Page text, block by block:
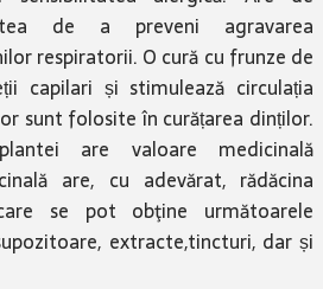
de a preveni agravarea
respiratorii. O cură cu frunze de
capilari și stimulează circulația
sunt folosite în curățarea dinților.
are valoare medicinală
are, cu adevărat, rădăcina
se pot obţine următoarele
extracte,tincturi, dar și